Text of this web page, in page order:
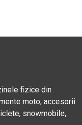
fizice din
moto, accesorii
snowmobile,